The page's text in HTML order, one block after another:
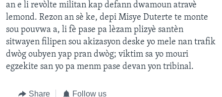
an e li revòlte militan kap defann dwamoun atravè
lemond. Rezon an sè ke, depi Misye Duterte te monte
sou pouvwa a, li fè pase pa lèzam plizyè santèn
sitwayen filipen sou akizasyon deske yo mele nan trafik
dwòg oubyen yap pran dwòg; viktim sa yo mouri
egzekite san yo pa menm pase devan yon tribinal.
Share Follow us